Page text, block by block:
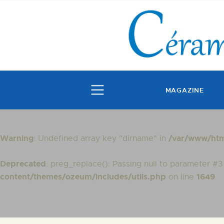
MAGAZINE
Warning: Undefined array key "dirname" in /var/www/
Deprecated: preg_replace(): Passing null to parameter
content/themes/ozeum/includes/utils.php on line 1649